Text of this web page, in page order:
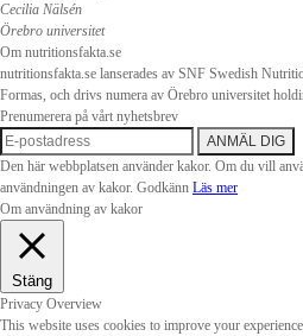
Cecilia Nälsén
Örebro universitet
Om nutritionsfakta.se
nutritionsfakta.se lanserades av SNF Swedish
Formas, och drivs numera av Örebro universitet
Prenumerera på vårt nyhetsbrev
Den här webbplatsen använder kakor. Om du vill
användningen av kakor. Godkänn Läs mer
Om användning av kakor
Stäng
Privacy Overview
This website uses cookies to improve your